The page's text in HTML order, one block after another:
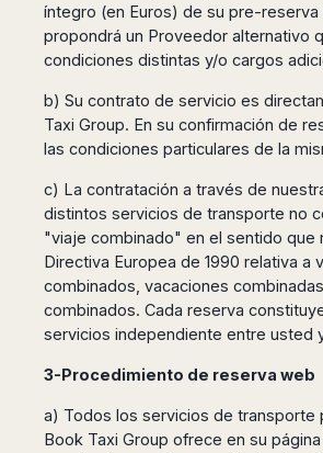
íntegro (en Euros) de su pre-reserva
propondrá un Proveedor alternativo
condiciones distintas y/o cargos
b) Su contrato de servicio es
Taxi Group. En su confirmación de
las condiciones particulares de la
c) La contratación a través de
distintos servicios de transporte no
"viaje combinado" en el sentido que
Directiva Europea de 1990 relativa a
combinados, vacaciones
combinados. Cada reserva
servicios independiente entre usted
3-Procedimiento de reserva web
a) Todos los servicios de transporte
Book Taxi Group ofrece en su